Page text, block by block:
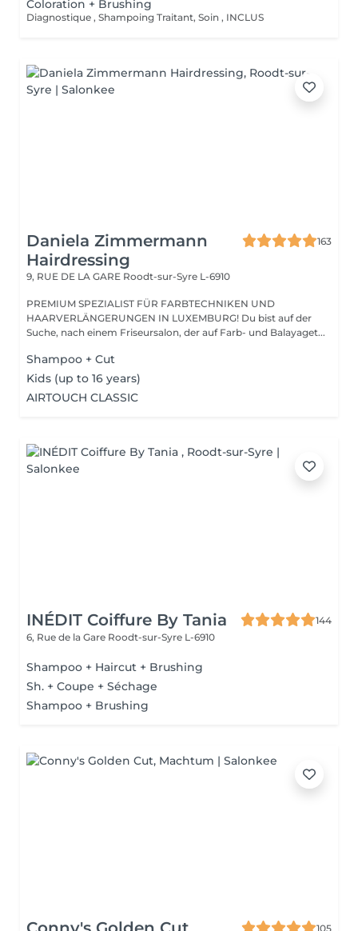
Coloration + Brushing
Diagnostique , Shampoing Traitant, Soin , INCLUS
Daniela Zimmermann
Hairdressing
163
9, RUE DE LA GARE Roodt-sur-Syre L-6910
PREMIUM SPEZIALIST FÜR FARBTECHNIKEN UND
HAARVERLÄNGERUNGEN IN LUXEMBURG! Du bist auf der
Suche, nach einem Friseursalon, der auf Farb- und Balayaget...
Shampoo + Cut
Kids (up to 16 years)
AIRTOUCH CLASSIC
INÉDIT Coiffure By Tania
144
6, Rue de la Gare Roodt-sur-Syre L-6910
Shampoo + Haircut + Brushing
Sh. + Coupe + Séchage
Shampoo + Brushing
105